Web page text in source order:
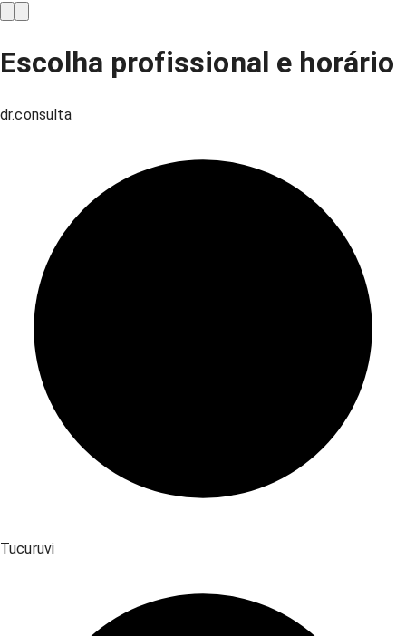
Escolha profissional e horário
dr.consulta
Tucuruvi